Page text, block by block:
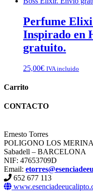
Perfume
Inspirado en
gratuito.
25,00€ IVA incluido
Carrito
CONTACTO
Ernesto Torres
POLIGONO LOS
Sabadell – BARCELONA
NIF: 47653709D
Email:
652 677 113